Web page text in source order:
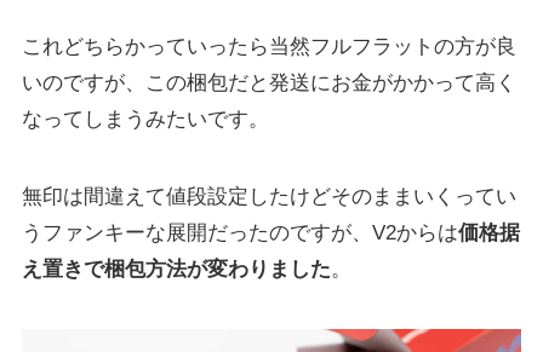
これどちらかっていったら当然フルフラットの方が良
いのですが、この梱包だと発送にお金がかかって高く
なってしまうみたいです。
無印は間違えて値段設定したけどそのままいくってい
うファンキーな展開だったのですが、V2からは価格据
え置きで梱包方法が変わりました。